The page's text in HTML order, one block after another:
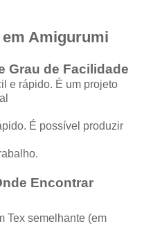
Amigurumi
Grau de Facilidade
e rápido. É um projeto
É possível produzir
Encontrar
Tex semelhante (em